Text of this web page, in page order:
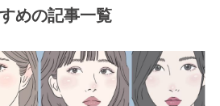
めの記事一覧